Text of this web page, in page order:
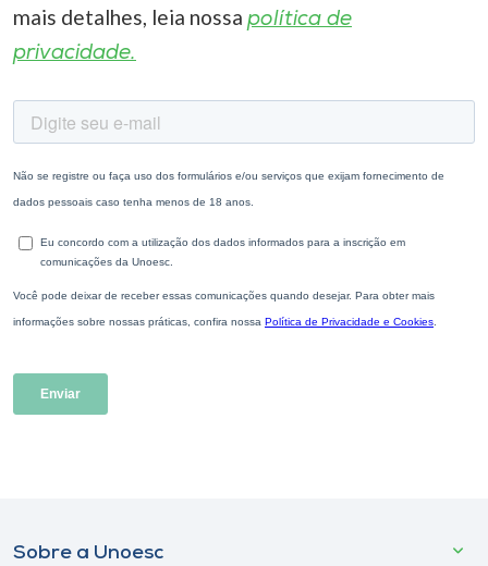
mais detalhes, leia nossa política de
privacidade.
Sobre a Unoesc